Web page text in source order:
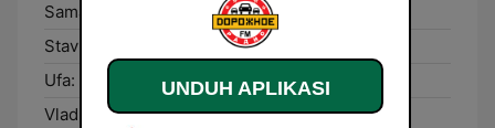
Samara:
Stavropol’:
Ufa:
Vladikavkaz: 101.2 FM
UNDUH APLIKASI